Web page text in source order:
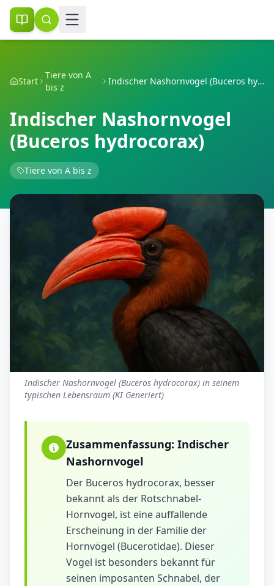
Start
Tiere von A
bis z
Indischer Nashornvogel (Buceros hydrocorax)
Indischer Nashornvogel
(Buceros hydrocorax)
Tiere von A bis z
Indischer Nashornvogel (Buceros hydrocorax) in seinem
typischen Lebensraum (KI Generiert)
Zusammenfassung: Indischer
Nashornvogel
Der Buceros hydrocorax, besser
bekannt als der Rotschnabel-
Hornvogel, ist eine auffallende
Erscheinung in der Familie der
Hornvögel (Bucerotidae). Dieser
Vogel ist besonders bekannt für
seinen imposanten Schnabel, der